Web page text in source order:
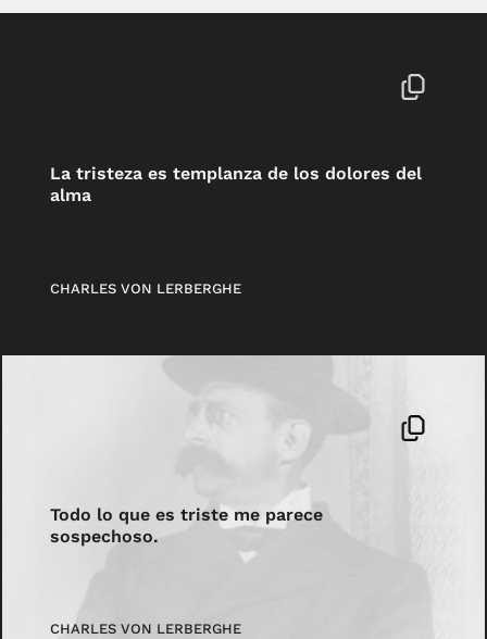
La tristeza es templanza de los dolores del
alma
CHARLES VON LERBERGHE
Todo lo que es triste me parece
sospechoso.
CHARLES VON LERBERGHE